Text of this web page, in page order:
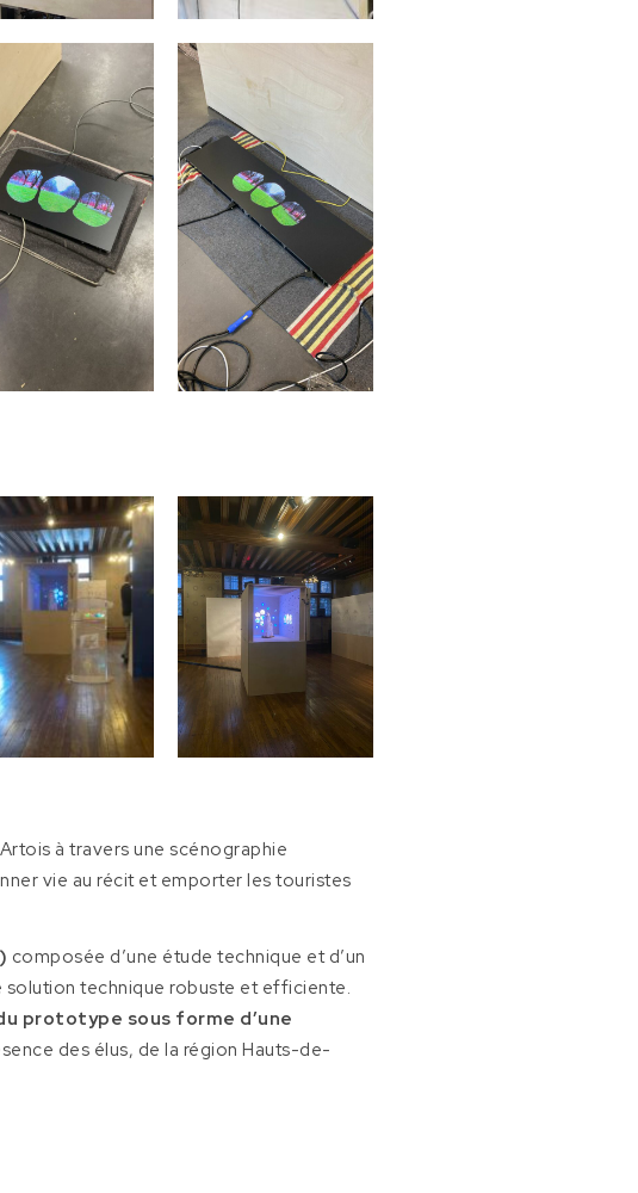
à travers une scénographie
vie au récit et emporter les touristes
composée d’une étude technique et d’un
solution technique robuste et efficiente.
prototype sous forme d’une
des élus, de la région Hauts-de-